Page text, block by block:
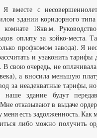
вместе с
здании коридорного
18кв.м.
оплату за койко-места.
профкомом завода). Я
и узаконить
В свою очередь, не
а вносила меньшую
за неадекватные тарифы,
наше здание будут
отказывают в выдаче
есть задолженность. Как
либо можно получить